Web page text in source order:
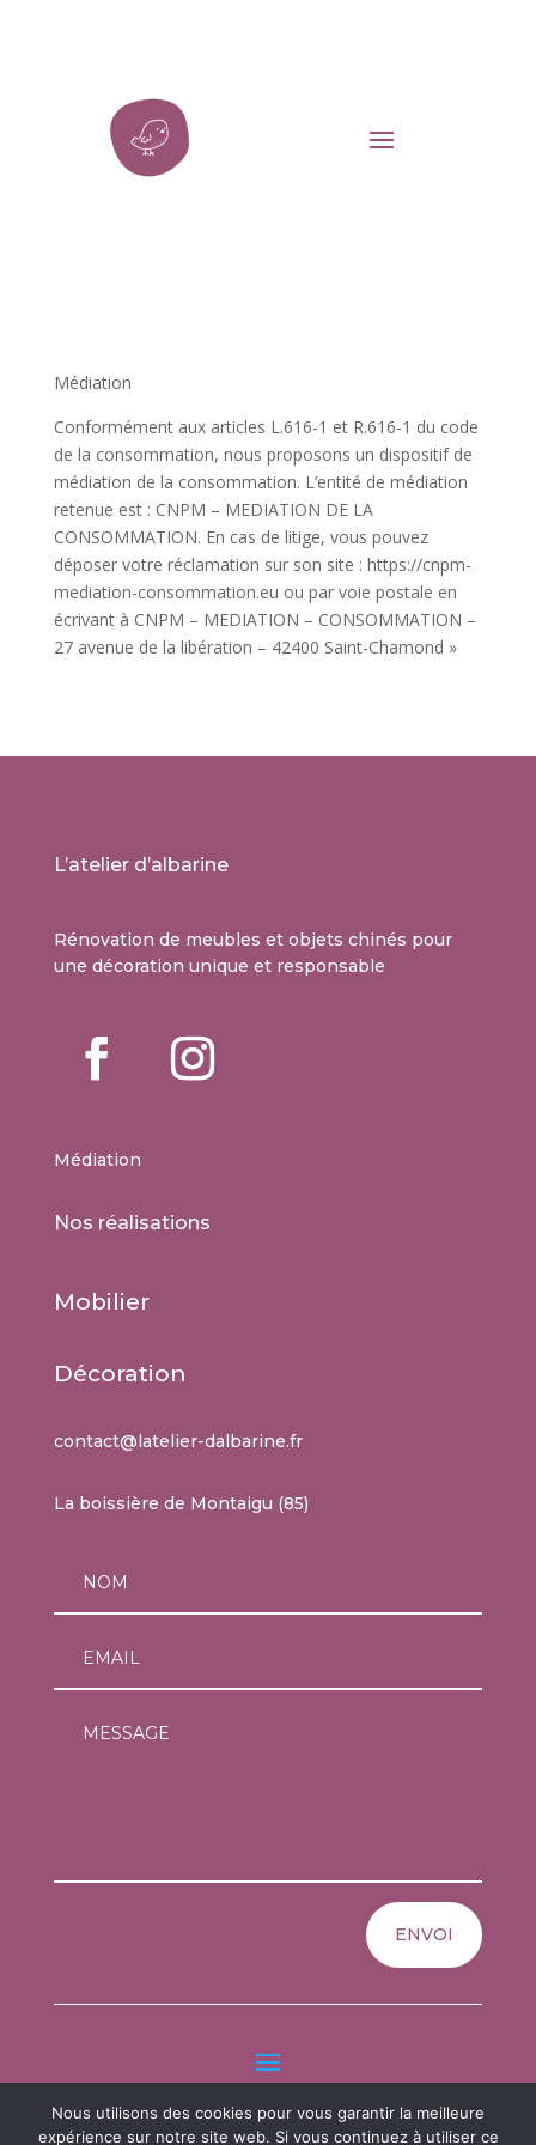
Médiation
Conformément aux articles L.616-1 et R.616-1 du code
de la consommation, nous proposons un dispositif de
médiation de la consommation. L’entité de médiation
retenue est : CNPM – MEDIATION DE LA
CONSOMMATION. En cas de litige, vous pouvez
déposer votre réclamation sur son site : https://cnpm-
mediation-consommation.eu ou par voie postale en
écrivant à CNPM – MEDIATION – CONSOMMATION –
27 avenue de la libération – 42400 Saint-Chamond »
L’atelier d’albarine
Rénovation de meubles et objets chinés pour
une décoration unique et responsable
Médiation
Nos réalisations
Mobilier
Décoration
contact@latelier-dalbarine.fr
La boissière de Montaigu (85)
ENVOI
Copyright © 2026 L'atelier d'albarine tous droits réservés
Nous utilisons des cookies pour vous garantir la meilleure
expérience sur notre site web. Si vous continuez à utiliser ce